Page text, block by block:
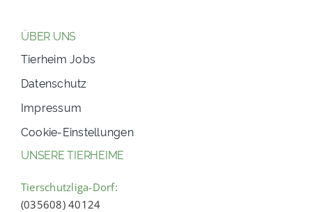
ÜBER UNS
Tierheim Jobs
Datenschutz
Impressum
Cookie-Einstellungen
UNSERE TIERHEIME
Tierschutzliga-Dorf:
(035608) 40124